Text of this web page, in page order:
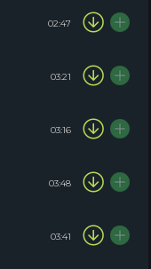
02:47
03:21
03:16
03:48
03:41